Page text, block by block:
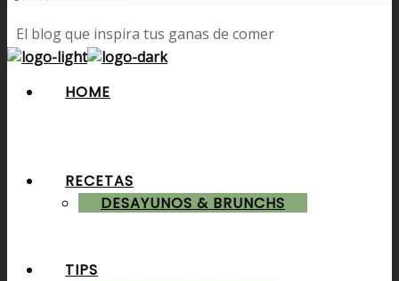
El blog que inspira tus ganas de comer
HOME
RECETAS
DESAYUNOS & BRUNCHS
TIPS